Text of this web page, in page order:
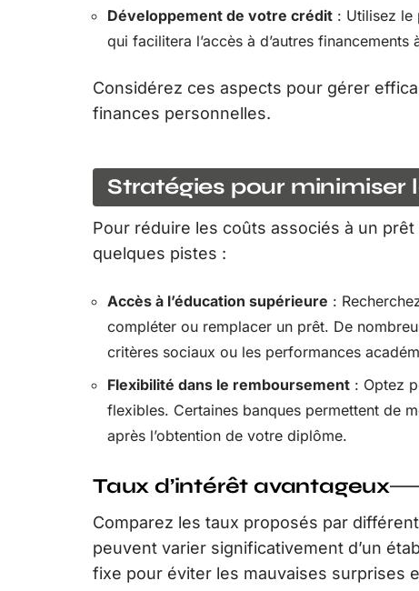
Développement de votre crédit : Utilisez le
qui facilitera l’accès à d’autres financements
Considérez ces aspects pour gérer
finances personnelles.
Stratégies pour minimiser
Pour réduire les coûts associés à un
quelques pistes :
Accès à l’éducation supérieure :
compléter ou remplacer un prêt. De
critères sociaux ou les performances
Flexibilité dans le remboursement : Optez
flexibles. Certaines banques permettent de
après l’obtention de votre diplôme.
Taux d’intérêt avantageux
Comparez les taux proposés par
peuvent varier significativement d’un
fixe pour éviter les mauvaises surprises